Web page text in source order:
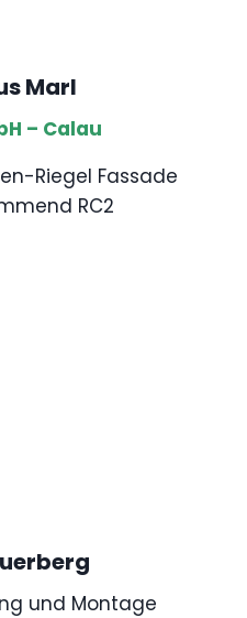
Marl
– Calau
Riegel Fassade
RC2
und Montage